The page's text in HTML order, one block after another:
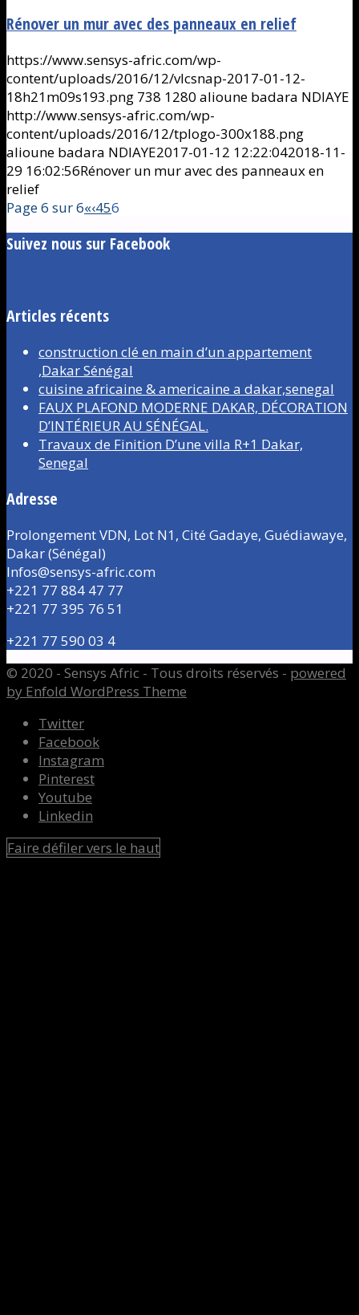
Rénover un mur avec des panneaux en relief
https://www.sensys-afric.com/wp-
content/uploads/2016/12/vlcsnap-2017-01-12-
18h21m09s193.png 738 1280 alioune badara NDIAYE
http://www.sensys-afric.com/wp-
content/uploads/2016/12/tplogo-300x188.png
alioune badara NDIAYE2017-01-12 12:22:042018-11-
29 16:02:56Rénover un mur avec des panneaux en
relief
Page 6 sur 6«‹456
Suivez nous sur Facebook
Articles récents
construction clé en main d’un appartement
,Dakar Sénégal
cuisine africaine & americaine a dakar,senegal
FAUX PLAFOND MODERNE DAKAR, DÉCORATION
D’INTÉRIEUR AU SÉNÉGAL.
Travaux de Finition D’une villa R+1 Dakar,
Senegal
Adresse
Prolongement VDN, Lot N1, Cité Gadaye, Guédiawaye,
Dakar (Sénégal)
Infos@sensys-afric.com
+221 77 884 47 77
+221 77 395 76 51
+221 77 590 03 4
© 2020 - Sensys Afric - Tous droits réservés - powered
by Enfold WordPress Theme
Twitter
Facebook
Instagram
Pinterest
Youtube
Linkedin
Faire défiler vers le haut